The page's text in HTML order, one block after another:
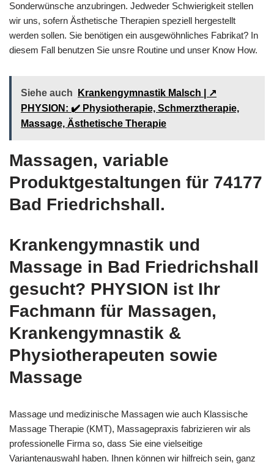
Sonderwünsche anzubringen. Jedweder Schwierigkeit stellen
wir uns, sofern Ästhetische Therapien speziell hergestellt
werden sollen. Sie benötigen ein ausgewöhnliches Fabrikat? In
diesem Fall benutzen Sie unsre Routine und unser Know How.
Siehe auch
Krankengymnastik Malsch | ↗️
PHYSION: ✔️ Physiotherapie, Schmerztherapie,
Massage, Ästhetische Therapie
Massagen, variable
Produktgestaltungen für 74177
Bad Friedrichshall.
Krankengymnastik und
Massage in Bad Friedrichshall
gesucht? PHYSION ist Ihr
Fachmann für Massagen,
Krankengymnastik &
Physiotherapeuten sowie
Massage
Massage und medizinische Massagen wie auch Klassische
Massage Therapie (KMT), Massagepraxis fabrizieren wir als
professionelle Firma so, dass Sie eine vielseitige
Variantenauswahl haben. Ihnen können wir hilfreich sein, ganz